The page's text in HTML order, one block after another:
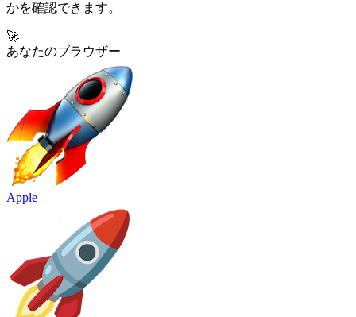
かを確認できます。
🚀
あなたのブラウザー
Apple